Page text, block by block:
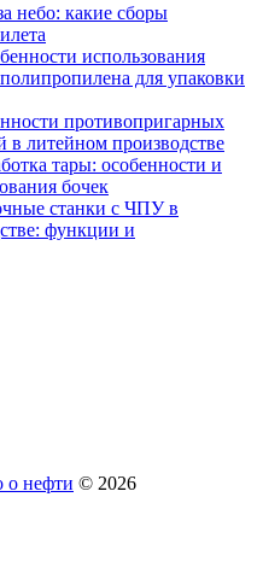
небо: какие сборы
использования
для упаковки
противопригарных
литейном производстве
тары: особенности и
бочек
станки с ЧПУ в
функции и
о нефти © 2026